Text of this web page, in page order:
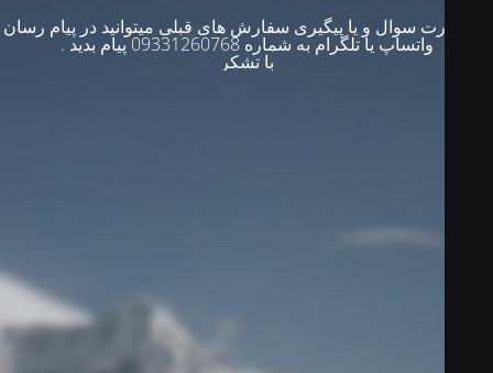
در صورت سوال و یا پیگیری سفارش های قبلی میتوانید در پیام رسان
واتساپ یا تلگرام به شماره 09331260768 پیام بدید .
با تشکر